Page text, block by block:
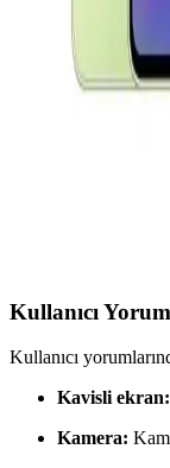
Özellikler
Samsung Galaxy A
dikkat edilmesi
Kullanıcı
Kullanıcı
Kavisli ekran:
Kamera: